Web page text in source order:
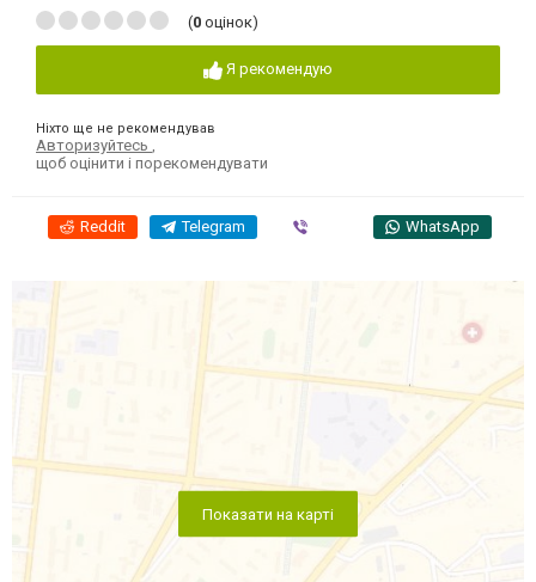
(0 оцінок)
Я рекомендую
Ніхто ще не рекомендував
Авторизуйтесь
щоб оцінити і порекомендувати
Reddit Telegram WhatsApp
Показати на карті